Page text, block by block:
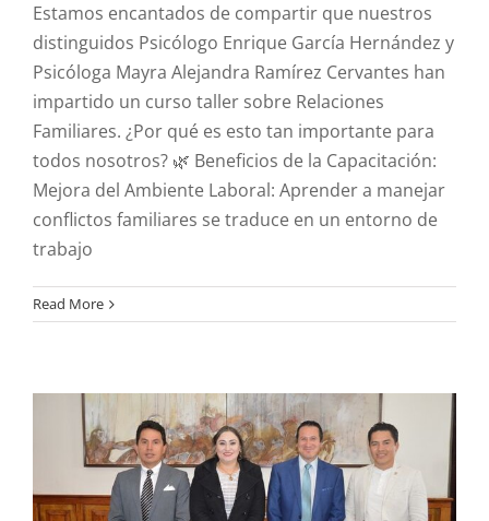
Estamos encantados de compartir que nuestros
distinguidos Psicólogo Enrique García Hernández y
Psicóloga Mayra Alejandra Ramírez Cervantes han
impartido un curso taller sobre Relaciones
Familiares. ¿Por qué es esto tan importante para
todos nosotros? 🌿 Beneficios de la Capacitación:
Mejora del Ambiente Laboral: Aprender a manejar
conflictos familiares se traduce en un entorno de
trabajo
Read More
” Directora de la
Defensoría Pública del
Estado de Zacatecas, se
Villegas Márquez “